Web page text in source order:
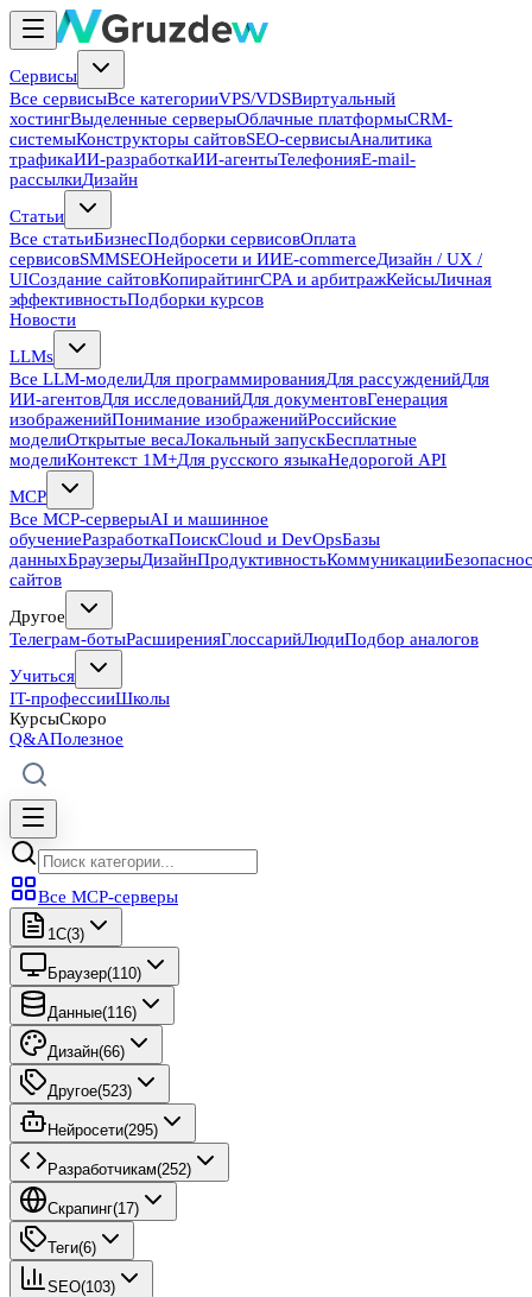
Сервисы
Все сервисыВсе категорииVPS/VDSВиртуальный
хостингВыделенные серверыОблачные платформыCRM-
системыКонструкторы сайтовSEO-сервисыАналитика
трафикаИИ-разработкаИИ-агентыТелефонияE-mail-
рассылкиДизайн
Статьи
Все статьиБизнесПодборки сервисовОплата
сервисовSMMSEOНейросети и ИИE-commerceДизайн / UX /
UIСоздание сайтовКопирайтингCPA и арбитражКейсыЛичная
эффективностьПодборки курсов
Новости
LLMs
Все LLM-моделиДля программированияДля рассужденийДля
ИИ-агентовДля исследованийДля документовГенерация
изображенийПонимание изображенийРоссийские
моделиОткрытые весаЛокальный запускБесплатные
моделиКонтекст 1M+Для русского языкаНедорогой API
MCP
Все MCP-серверыAI и машинное
обучениеРазработкаПоискCloud и DevOpsБазы
данныхБраузерыДизайнПродуктивностьКоммуникации
сайтов
Другое
Телеграм-ботыРасширенияГлоссарийЛюдиПодбор аналогов
Учиться
IT-профессииШколы
КурсыСкоро
Q&AПолезное
Все MCP-серверы
1C(3)
Браузер(110)
Данные(116)
Дизайн(66)
Другое(523)
Нейросети(295)
Разработчикам(252)
Скрапинг(17)
Теги(6)
SEO(103)